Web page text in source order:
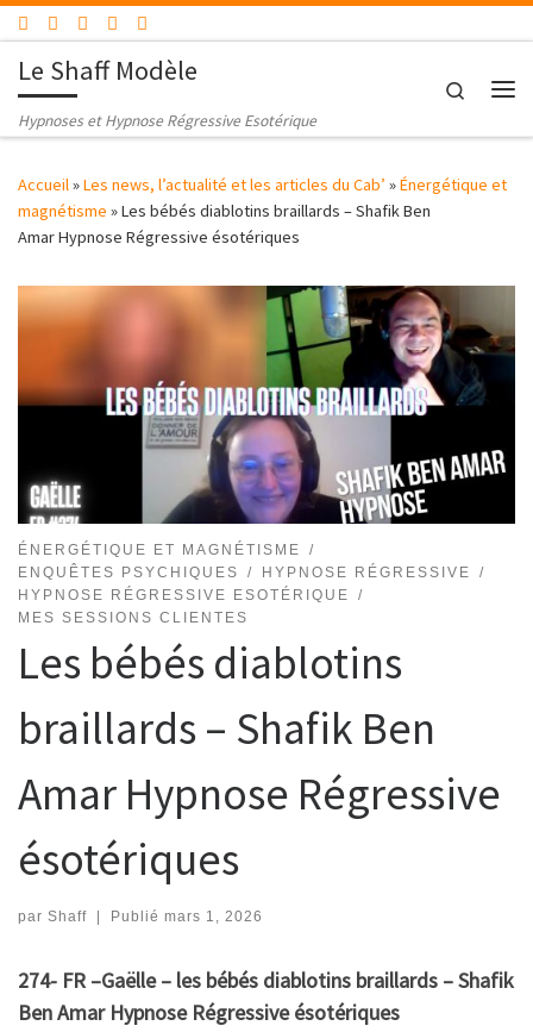
Passer au contenu
Le Shaff Modèle
Hypnoses et Hypnose Régressive Esotérique
Search
Accueil»Les news, l’actualité et les articles du Cab’ »Énergétique et
magnétisme »Les bébés diablotins braillards – Shafik Ben
Amar Hypnose Régressive ésotériques
ÉNERGÉTIQUE ET MAGNÉTISME
ENQUÊTES PSYCHIQUES
HYPNOSE RÉGRESSIVE
HYPNOSE RÉGRESSIVE ESOTÉRIQUE
MES SESSIONS CLIENTES
Les bébés diablotins
braillards – Shafik Ben
Amar Hypnose Régressive
ésotériques
par Shaff Publié mars 1, 2026
274- FR –Gaëlle – les bébés diablotins braillards – Shafik
Ben Amar Hypnose Régressive ésotériques